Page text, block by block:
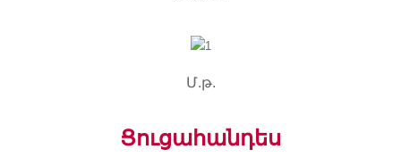
Մ.թ.
Ցուցահանդես